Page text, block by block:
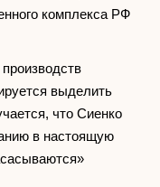
комплекса РФ
выделить
что Сиенко
в настоящую